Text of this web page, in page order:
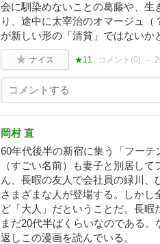
会に馴染めないことの葛藤や、生
り、途中に太宰治のオマージュ
が新しい形の「清貧」ではないか
ナイス ★11 コメント(0)
岡村 直
60年代後半の新宿に集う「フー
（すごい名前）も妻子と別居し
ん、長暇の友人で会社員の緑川、
さまざまな人が登場する。しか
ど「大人」だということだ。長暇
まだ20代半ばくらいなのである
返しこの漫画を読んでいる。